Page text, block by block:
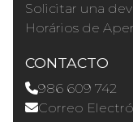
Solicitar una
Horários de
CONTACTO
986 609 742
Correo